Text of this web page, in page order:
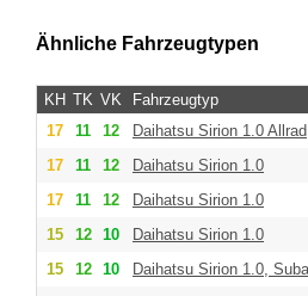
Ähnliche Fahrzeugtypen
KH TK VK Fahrzeugtyp
17
11 12 Daihatsu Sirion 1.0 Allrad
17
11 12 Daihatsu Sirion 1.0
17
11 12 Daihatsu Sirion 1.0
15
12 10 Daihatsu Sirion 1.0
15
12 10 Daihatsu Sirion 1.0,